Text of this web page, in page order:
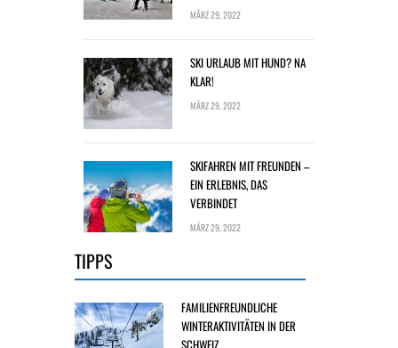
MÄRZ 29, 2022
SKI URLAUB MIT HUND? NA
KLAR!
MÄRZ 29, 2022
SKIFAHREN MIT FREUNDEN –
EIN ERLEBNIS, DAS
VERBINDET
MÄRZ 29, 2022
TIPPS
FAMILIENFREUNDLICHE
WINTERAKTIVITÄTEN IN DER
SCHWEIZ